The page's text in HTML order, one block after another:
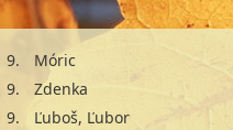
9. Móric
9. Zdenka
9. Ľuboš, Ľubor